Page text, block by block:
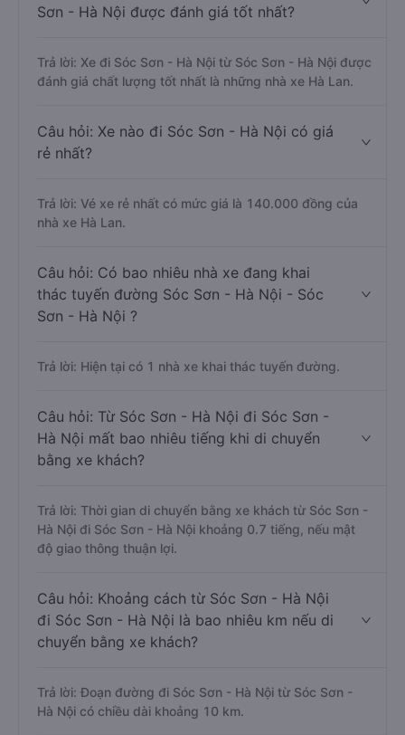
Sơn - Hà Nội được đánh giá tốt nhất?
Trả lời: Xe đi Sóc Sơn - Hà Nội từ Sóc Sơn - Hà Nội được
đánh giá chất lượng tốt nhất là những nhà xe Hà Lan.
Câu hỏi: Xe nào đi Sóc Sơn - Hà Nội có giá
rẻ nhất?
Trả lời: Vé xe rẻ nhất có mức giá là 140.000 đồng của
nhà xe Hà Lan.
Câu hỏi: Có bao nhiêu nhà xe đang khai
thác tuyến đường Sóc Sơn - Hà Nội - Sóc
Sơn - Hà Nội ?
Trả lời: Hiện tại có 1 nhà xe khai thác tuyến đường.
Câu hỏi: Từ Sóc Sơn - Hà Nội đi Sóc Sơn -
Hà Nội mất bao nhiêu tiếng khi di chuyển
bằng xe khách?
Trả lời: Thời gian di chuyển bằng xe khách từ Sóc Sơn -
Hà Nội đi Sóc Sơn - Hà Nội khoảng 0.7 tiếng, nếu mật
độ giao thông thuận lợi.
Câu hỏi: Khoảng cách từ Sóc Sơn - Hà Nội
đi Sóc Sơn - Hà Nội là bao nhiêu km nếu di
chuyển bằng xe khách?
Trả lời: Đoạn đường đi Sóc Sơn - Hà Nội từ Sóc Sơn -
Hà Nội có chiều dài khoảng 10 km.